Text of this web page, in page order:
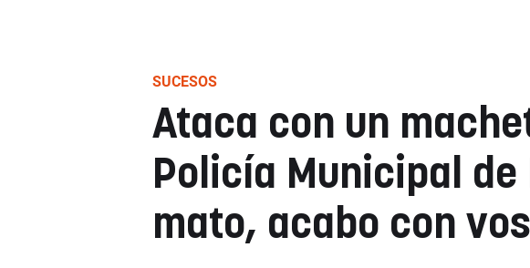
SUCESOS
Ataca con un
Policía Municipal de
mato, acabo con